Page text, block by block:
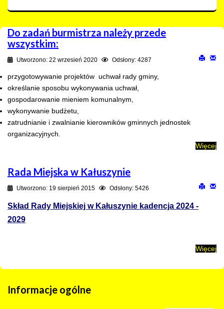
Do zadań burmistrza należy przede
wszystkim:
Utworzono: 22 wrzesień 2020 Odsłony: 4287
przygotowywanie projektów uchwał rady gminy,
określanie sposobu wykonywania uchwał,
gospodarowanie mieniem komunalnym,
wykonywanie budżetu,
zatrudnianie i zwalnianie kierowników gminnych jednostek
organizacyjnych.
Więcej
Rada Miejska w Kałuszynie
Utworzono: 19 sierpień 2015 Odsłony: 5426
Skład Rady Miejskiej w Kałuszynie kadencja 2024 -
2029
Więcej
Informacje ogólne